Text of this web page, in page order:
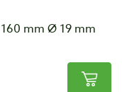
mm Ø 19 mm